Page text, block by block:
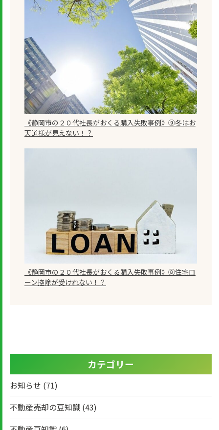
《静岡市の２０代社長がおくる購入失敗事例》⑨冬はお
天道様が見えない！？
《静岡市の２０代社長がおくる購入失敗事例》⑧住宅ロ
ーン控除が受けれない！？
カテゴリー
お知らせ (71)
不動産売却の豆知識 (43)